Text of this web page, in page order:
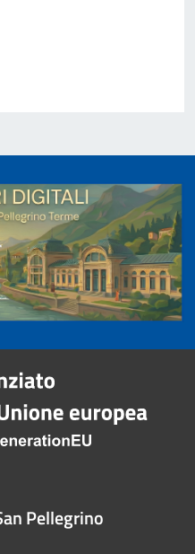
Pellegrino